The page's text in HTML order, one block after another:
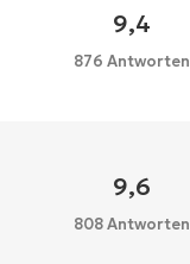
9,4
876 Antworten
9,6
808 Antworten